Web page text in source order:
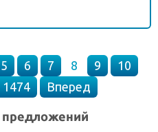
5 6 7 8 9
10
1474 Вперед